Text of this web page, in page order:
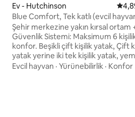
Ev - Hutchinson 5
Blue Comfort, Tek katlı (evcil hayvan)
çiftlik evi
Şehir merkezine yakın kırsal ortam
Güvenlik Sistemi: Maksimum 6
konfor. Beşikli çift kişilik yatak, Çift kişilik
yatak yerine iki tek kişilik yatak,
masası ve tabureli 'hızlı yemek'
Evcil hayvan · Yürünebilirlik · Konfor